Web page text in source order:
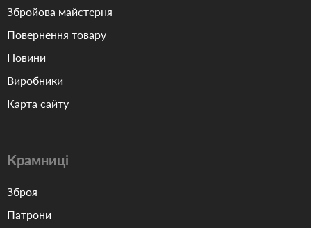
Збройова майстерня
Повернення товару
Новини
Виробники
Карта сайту
Крамниці
Зброя
Патрони